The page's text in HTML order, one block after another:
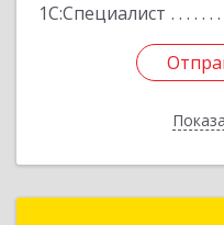
1С:Специалист